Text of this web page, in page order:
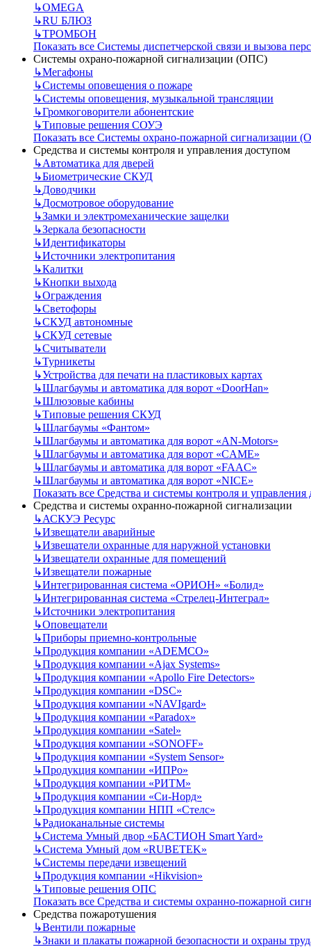
↳OMEGA
↳RU БЛЮЗ
↳ТРОМБОН
Показать все Системы диспетчерской связи и вызова
Системы охрано-пожарной сигнализации (ОПС)
↳Мегафоны
↳Системы оповещения о пожаре
↳Системы оповещения, музыкальной трансляции
↳Громкоговорители абонентские
↳Типовые решения СОУЭ
Показать все Системы охрано-пожарной сигнализации
Средства и системы контроля и управления доступом
↳Автоматика для дверей
↳Биометрические СКУД
↳Доводчики
↳Досмотровое оборудование
↳Замки и электромеханические защелки
↳Зеркала безопасности
↳Идентификаторы
↳Источники электропитания
↳Калитки
↳Кнопки выхода
↳Ограждения
↳Светофоры
↳СКУД автономные
↳СКУД сетевые
↳Считыватели
↳Турникеты
↳Устройства для печати на пластиковых картах
↳Шлагбаумы и автоматика для ворот «DoorHan»
↳Шлюзовые кабины
↳Типовые решения СКУД
↳Шлагбаумы «Фантом»
↳Шлагбаумы и автоматика для ворот «AN-Motors»
↳Шлагбаумы и автоматика для ворот «CAME»
↳Шлагбаумы и автоматика для ворот «FAAC»
↳Шлагбаумы и автоматика для ворот «NICE»
Показать все Средства и системы контроля и управления
Средства и системы охранно-пожарной сигнализации
↳АСКУЭ Ресурс
↳Извещатели аварийные
↳Извещатели охранные для наружной установки
↳Извещатели охранные для помещений
↳Извещатели пожарные
↳Интегрированная система «ОРИОН» «Болид»
↳Интегрированная система «Стрелец-Интеграл»
↳Источники электропитания
↳Оповещатели
↳Приборы приемно-контрольные
↳Продукция компании «ADEMCO»
↳Продукция компании «Ajax Systems»
↳Продукция компании «Apollo Fire Detectors»
↳Продукция компании «DSC»
↳Продукция компании «NAVIgard»
↳Продукция компании «Paradox»
↳Продукция компании «Satel»
↳Продукция компании «SONOFF»
↳Продукция компании «System Sensor»
↳Продукция компании «ИПРо»
↳Продукция компании «РИТМ»
↳Продукция компании «Си-Норд»
↳Продукция компании НПП «Стелс»
↳Радиоканальные системы
↳Система Умный двор «БАСТИОН Smart Yard»
↳Система Умный дом «RUBETEK»
↳Системы передачи извещений
↳Продукция компании «Hikvision»
↳Типовые решения ОПС
Показать все Средства и системы охранно-пожарной
Средства пожаротушения
↳Вентили пожарные
↳Знаки и плакаты пожарной безопасности и охраны